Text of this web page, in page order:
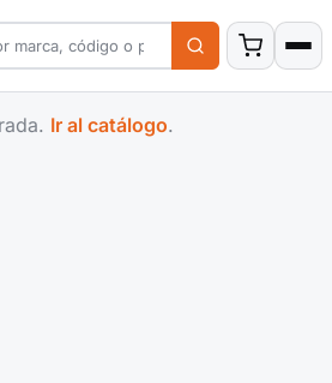
Ir al catálogo.